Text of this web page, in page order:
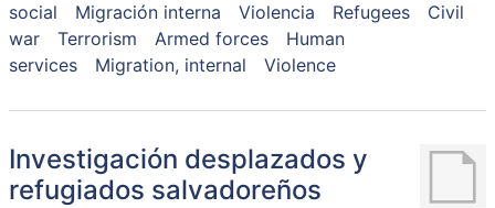
social
Migración interna Violencia Refugees
Civil
war
Terrorism Armed forces
Human
services
Migration, internal Violence
Investigación desplazados y
refugiados salvadoreños